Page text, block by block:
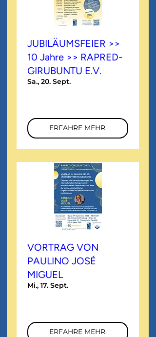
JUBILÄUMSFEIER >>
10 Jahre >> RAPRED-
GIRUBUNTU E.V.
Sa., 20. Sept.
ERFAHRE MEHR.
VORTRAG VON
PAULINO JOSÉ
MIGUEL
Mi., 17. Sept.
ERFAHRE MEHR.